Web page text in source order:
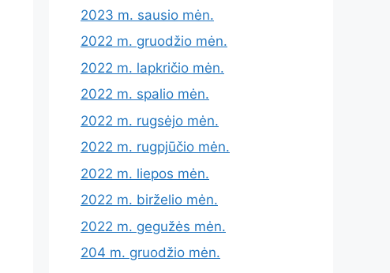
2023 m. sausio mėn.
2022 m. gruodžio mėn.
2022 m. lapkričio mėn.
2022 m. spalio mėn.
2022 m. rugsėjo mėn.
2022 m. rugpjūčio mėn.
2022 m. liepos mėn.
2022 m. birželio mėn.
2022 m. gegužės mėn.
204 m. gruodžio mėn.